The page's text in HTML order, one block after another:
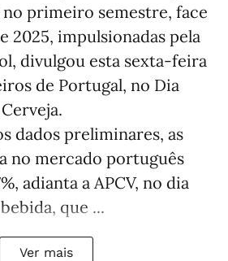
no primeiro semestre, face
2025, impulsionadas pela
divulgou esta sexta-feira
de Portugal, no Dia
dados preliminares, as
no mercado português
adianta a APCV, no dia
que ...
Ver mais